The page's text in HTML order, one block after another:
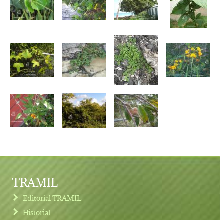
TRAMIL
Editorial TRAMIL
Historial